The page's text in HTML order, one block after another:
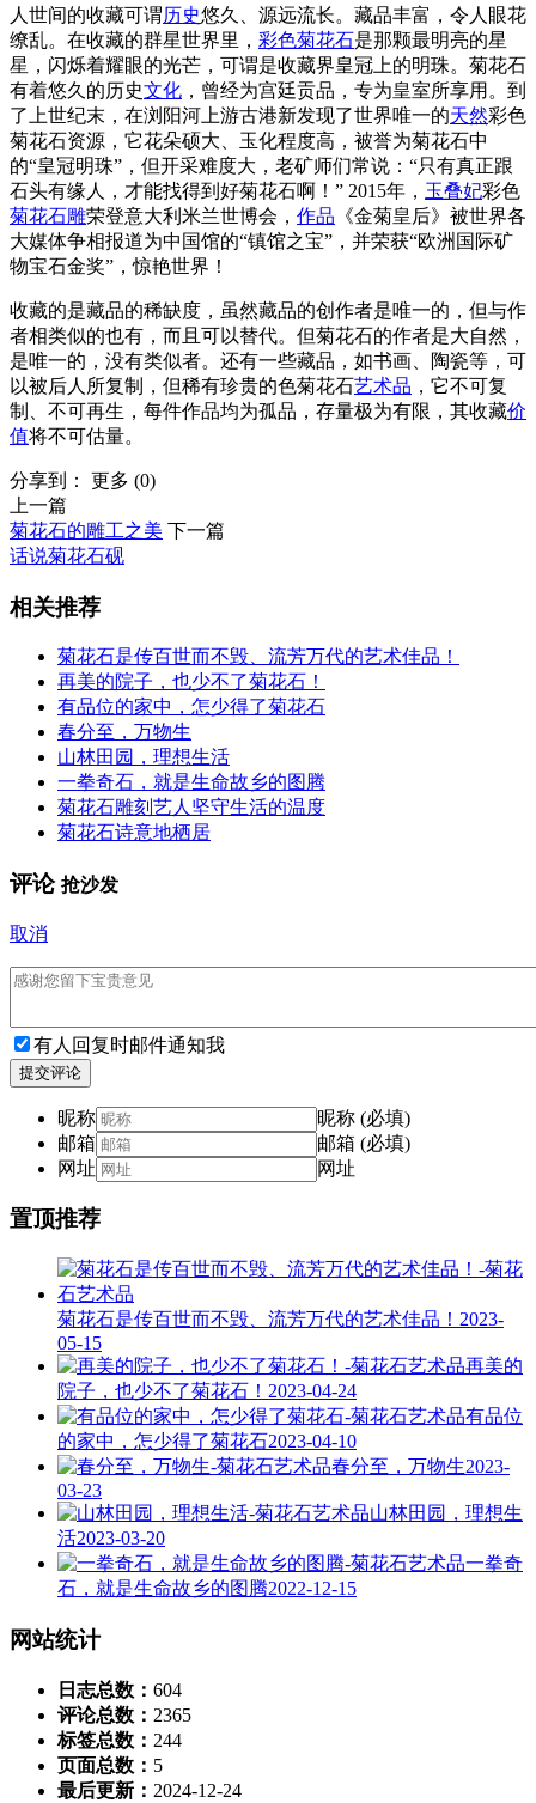
人世间的收藏可谓历史悠久、源远流长。藏品丰富，令人眼花
缭乱。在收藏的群星世界里， 彩色菊花石是那颗最明亮的星
星，闪烁着耀眼的光芒，可谓是收藏界皇冠上的明珠。菊花石
有着悠久的历史文化 ，曾经为宫廷贡品，专为皇室所享用。到
了上世纪末，在浏阳河上游古港新发现了世界唯一的天然彩色
菊花石资源，它花朵硕大、玉化程度高，被誉为菊花石中
的“皇冠明珠”，但开采难度大，老矿师们常说：“只有真正跟
石头有缘人，才能找得到好菊花石啊！” 2015年， 玉叠妃彩色
菊花石雕荣登意大利米兰世博会， 作品 《金菊皇后》被世界各
大媒体争相报道为中国馆的“镇馆之宝”，并荣获“欧洲国际矿
物宝石金奖”，惊艳世界！
收藏的是藏品的稀缺度，虽然藏品的创作者是唯一的，但与作
者相类似的也有，而且可以替代。但菊花石的作者是大自然，
是唯一的，没有类似者。还有一些藏品，如书画、陶瓷等，可
以被后人所复制，但稀有珍贵的色菊花石艺术品 ，它不可复
制、不可再生，每件作品均为孤品，存量极为有限，其收藏价
值将不可估量。
分享到： 更多 (0)
上一篇
菊花石的雕工之美 下一篇
话说菊花石砚
相关推荐
菊花石是传百世而不毁、流芳万代的艺术佳品！
再美的院子，也少不了菊花石！
有品位的家中，怎少得了菊花石
春分至，万物生
山林田园，理想生活
一拳奇石，就是生命故乡的图腾
菊花石雕刻艺人坚守生活的温度
菊花石诗意地栖居
评论 抢沙发
取消
有人回复时邮件通知我
提交评论
昵称
昵称 (必填)
邮箱
邮箱 (必填)
网址
网址
置顶推荐
菊花石是传百世而不毁、流芳万代的艺术佳品！ 2023-
05-15
再美的
院子，也少不了菊花石！ 2023-04-24
有品位
的家中，怎少得了菊花石2023-04-10
春分至，万物生2023-
03-23
山林田园，理想生
活2023-03-20
一拳奇
石，就是生命故乡的图腾2022-12-15
网站统计
日志总数： 604
评论总数： 2365
标签总数： 244
页面总数： 5
最后更新： 2024-12-24